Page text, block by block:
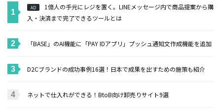
AD
1億人の手元にレジを置く。LINEメッセージ内で商品提案から購
入・決済まで完了できるツールとは
「BASE」のAI機能に「PAY IDアプリ」プッシュ通知文作成機能を追加
D2Cブランドの成功事例16選！日本で成果を出すための施策も紹介
ネットで仕入れができる！BtoB向け卸売りサイト9選